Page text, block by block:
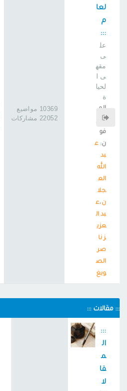
لعا
م
:::
عل
ى
مقه
ى ا
لحيا
ة
الم
شر
فو
ن: ع
بد
الله
الع
جلا
ن،ع
بد ال
عزي
ز نا
صر
الص
ويغ
10369 مواضيع
22052 مشاركات
::: مقالات :::
:::
ال
م
قا
لا